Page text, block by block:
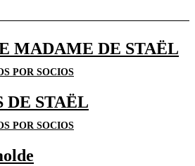
MADAME DE STAËL
POR SOCIOS
DE STAËL
POR SOCIOS